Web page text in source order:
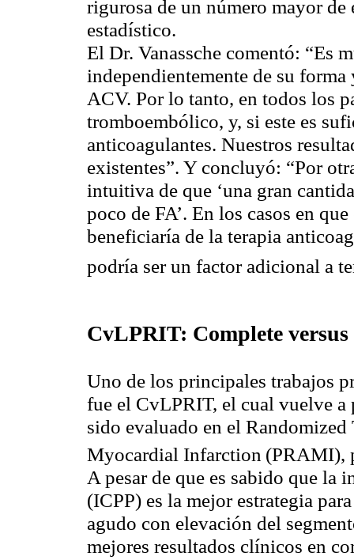
rigurosa de un número mayor
estadístico.
El Dr. Vanassche comentó: “Es
independientemente de su
ACV. Por lo tanto, en todos los
tromboembólico, y, si este es
anticoagulantes. Nuestros
existentes”. Y concluyó: “Por
intuitiva de que ‘una gran
poco de FA’. En los casos en
beneficiaría de la terapia
podría ser un factor adicional a
CvLPRIT: Complete
Uno de los principales trabajos
fue el CvLPRIT, el cual vuelve a
sido evaluado en el
Myocardial Infarction (PRAMI),
A pesar de que es sabido que la
(ICPP) es la mejor estrategia
agudo con elevación del
mejores resultados clínicos en